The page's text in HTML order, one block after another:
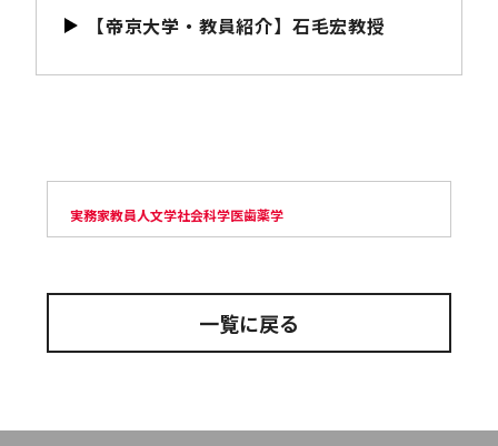
【帝京大学・教員紹介】石毛宏教授
実務家教員人文学社会科学医歯薬学
一覧に戻る